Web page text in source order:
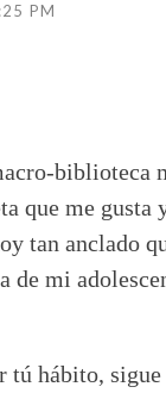
PM
biblioteca
que me gusta
tan anclado
de mi
tú hábito,